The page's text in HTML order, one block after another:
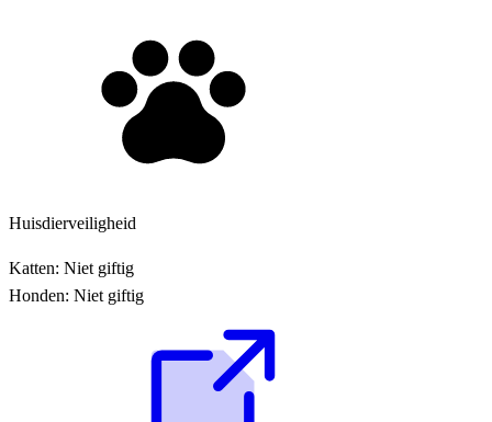
Huisdierveiligheid
Katten: Niet giftig
Honden: Niet giftig